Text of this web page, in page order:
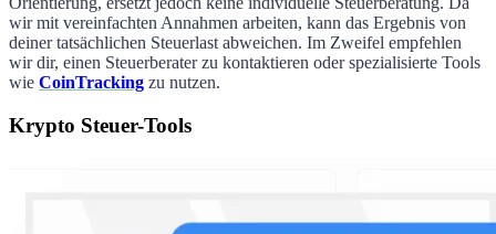
wir mit vereinfachten Annahmen arbeiten, kann das Ergebnis von
deiner tatsächlichen Steuerlast abweichen. Im Zweifel empfehlen
wir dir, einen Steuerberater zu kontaktieren oder spezialisierte Tools
wie CoinTracking zu nutzen.
Krypto Steuer-Tools